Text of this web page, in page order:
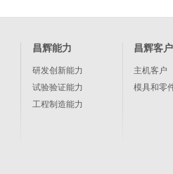
昌辉能力
研发创新能力
试验验证能力
工程制造能力
昌辉客户
主机客户
模具和零